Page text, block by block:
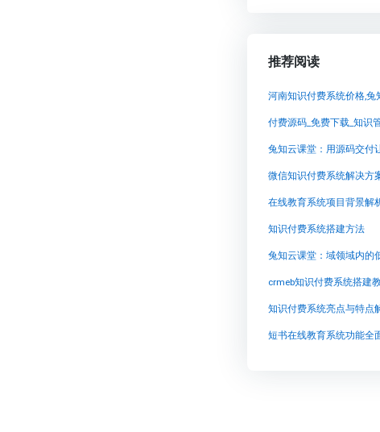
推荐阅读
河南知识付费系统价格,
兔知云课堂：用源码交付
微信知识付费系统解决方
在线教育系统项目背景解
知识付费系统搭建方法
兔知云课堂：域领域内的
知识付费系统亮点与特点
短书在线教育系统功能全